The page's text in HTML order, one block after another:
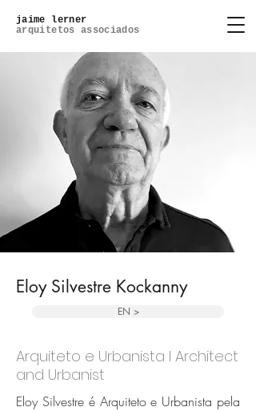
jaime lerner
arquitetos associados
Eloy Silvestre Kockanny
EN >
Arquiteto e Urbanista l Architect
and Urbanist
Eloy Silvestre é Arquiteto e Urbanista pela